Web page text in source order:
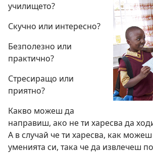
училището?
Скучно или интересно?
Безполезно или
практично?
Стресиращо или
приятно?
Какво можеш да
направиш, ако не ти харесва да
А в случай че ти харесва, как
уменията си, така че да извлечеш